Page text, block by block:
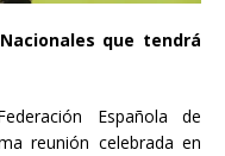
que tendrá
Española de
reunión celebrada en